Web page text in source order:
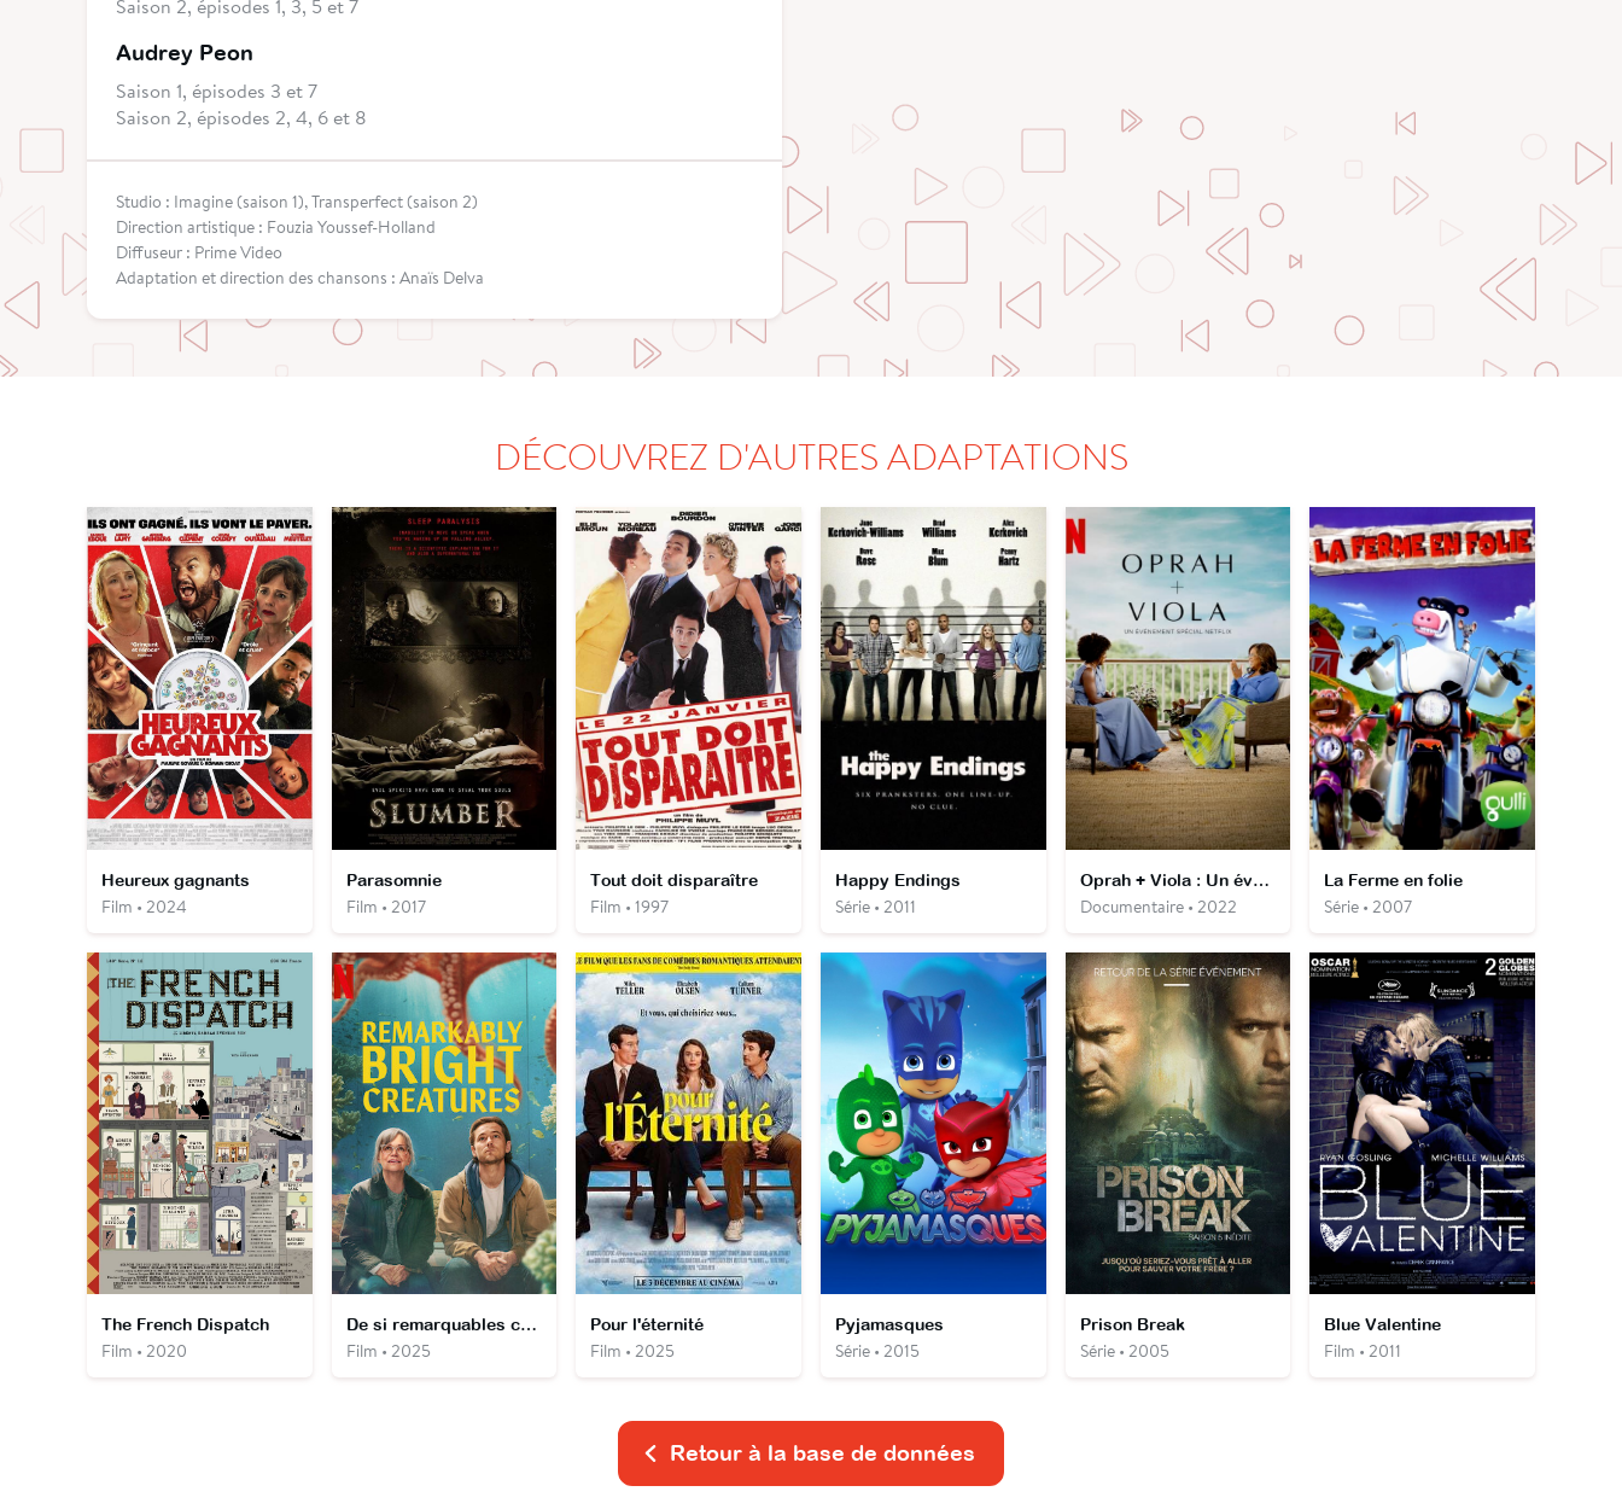
Saison 2, épisodes 1, 3, 5 et 7
Audrey Peon
Saison 1, épisodes 3 et 7
Saison 2, épisodes 2, 4, 6 et 8
Studio : Imagine (saison 1), Transperfect (saison 2)
Direction artistique : Fouzia Youssef-Holland
Diffuseur : Prime Video
Adaptation et direction des chansons : Anaïs Delva
DÉCOUVREZ D'AUTRES ADAPTATIONS
Heureux gagnants
Film • 2024
Parasomnie
Film • 2017
Tout doit disparaître
Film • 1997
Happy Endings
Série • 2011
Oprah + Viola : Un événement spécial Netflix
Documentaire • 2022
La Ferme en folie
Série • 2007
The French Dispatch
Film • 2020
De si remarquables créatures
Film • 2025
Pour l'éternité
Film • 2025
Pyjamasques
Série • 2015
Prison Break
Série • 2005
Blue Valentine
Film • 2011
Retour à la base de données